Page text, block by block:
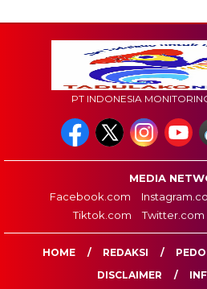
PT INDONESIA
MEDIA
Facebook.com
Tiktok.com
Twitter.com
HOME REDAKSI
DISCLAIMER